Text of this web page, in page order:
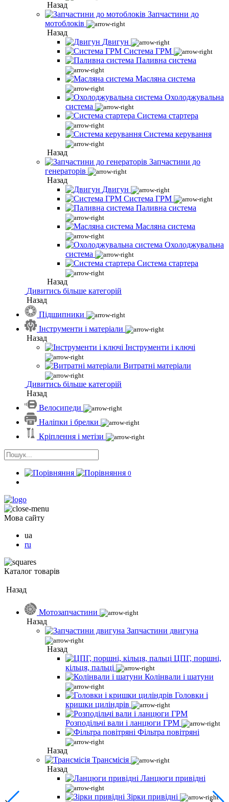
Назад
Запчастини до
мотоблоків
Назад
Двигун
Система ГРМ
Паливна система
Масляна система
Охолоджувальна
система
Система стартера
Система керування
Назад
Запчастини до
генераторів
Назад
Двигун
Система ГРМ
Паливна система
Масляна система
Охолоджувальна
система
Система стартера
Назад
Дивитись більше категорій
Назад
Підшипники
Інструменти і матеріали
Назад
Інструменти і ключі
Витратні матеріали
Дивитись більше категорій
Назад
Велосипеди
Наліпки і брелки
Кріплення і метізи
0
Мова сайту
ua
ru
Каталог товарів
Назад
Мотозапчастини
Назад
Запчастини двигуна
Назад
ЦПГ, поршні,
кільця, пальці
Колінвали і шатуни
Головки і
кришки циліндрів
Розподільчі вали і ланцюги ГРМ
Фільтра повітряні
Назад
Трансмісія
Назад
Ланцюги привідні
Зірки привідні